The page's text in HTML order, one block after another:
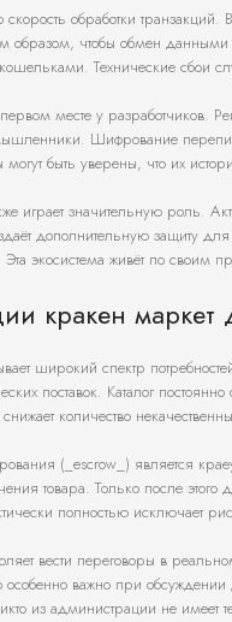
обработки
образом, чтобы обмен данными
Технические сбои
месте у разработчиков.
Шифрование
быть уверены, что их
играет значительную роль.
дополнительную защиту
Эта экосистема живёт по своим
кракен маркет
широкий спектр
поставок. Каталог
количество
(_escrow_) является
товара. Только после
полностью исключает
вести переговоры в
важно при обсуждении
из администрации не имеет